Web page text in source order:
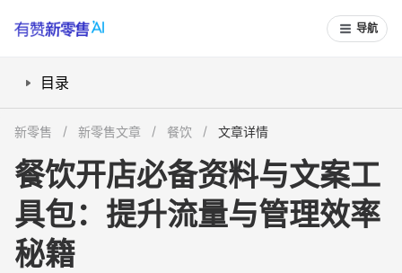
导航
目录
门店员工薪酬、合作协议如何高效管理？
外卖业务和餐饮加盟要注意哪些关键点？
常见问题
开店资料和手册可以去哪里找？
新零售 新零售文章 餐饮 文章详情
餐饮开店必备资料与文案工
具包：提升流量与管理效率
秘籍